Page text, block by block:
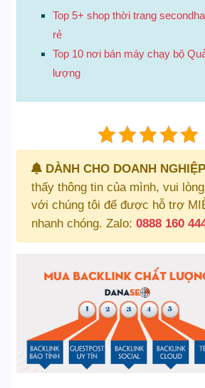
Top 5+ shop thời trang
rẻ
Top 10 nơi bán máy chạy bộ
lượng
DÀNH CHO DOANH
thấy thông tin của mình, vui
với chúng tôi để được hỗ trợ
nhanh chóng. Zalo: 0888 160